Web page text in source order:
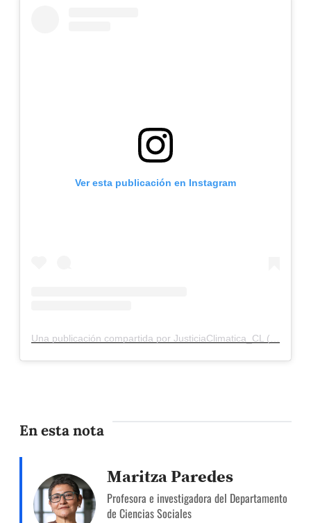
Ver esta publicación en Instagram
Una publicación compartida por JusticiaClimatica_CL (@justiciaclimatica_cl)
En esta nota
Maritza Paredes
Profesora e investigadora del Departamento
de Ciencias Sociales